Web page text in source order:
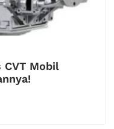
CVT Mobil